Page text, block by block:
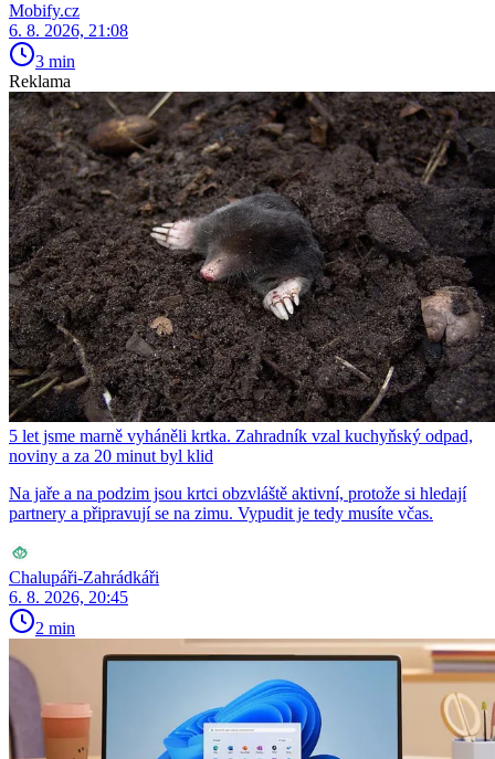
Mobify.cz
6. 8. 2026, 21:08
3 min
Reklama
5 let jsme marně vyháněli krtka. Zahradník vzal kuchyňský odpad,
noviny a za 20 minut byl klid
Na jaře a na podzim jsou krtci obzvláště aktivní, protože si hledají
partnery a připravují se na zimu. Vypudit je tedy musíte včas.
Chalupáři-Zahrádkáři
6. 8. 2026, 20:45
2 min